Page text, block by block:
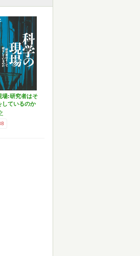
場:研究者はそ
しているのか